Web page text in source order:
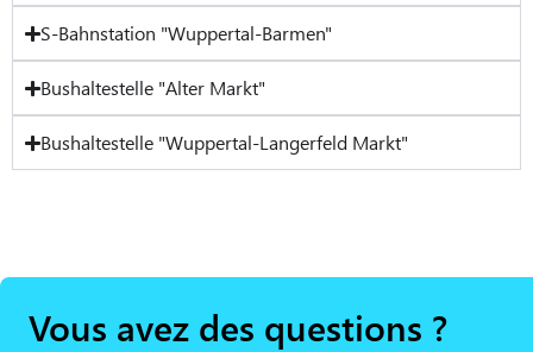
S-Bahnstation "Wuppertal-Barmen"
Bushaltestelle "Alter Markt"
Bushaltestelle "Wuppertal-Langerfeld Markt"
Vous avez des questions ?